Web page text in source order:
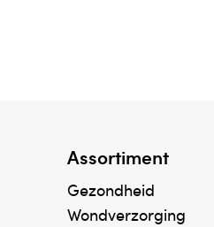
Assortiment
Gezondheid
Wondverzorging